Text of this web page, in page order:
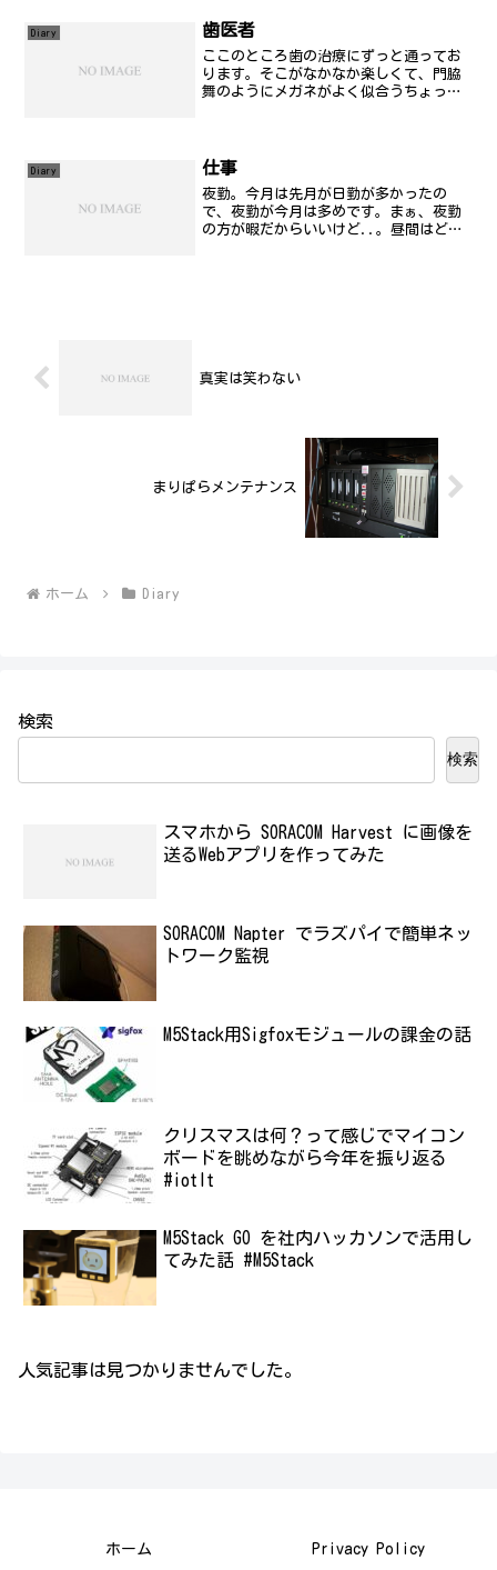
だから仕方ないか..。
Diary 歯医者
ここのところ歯の治療にずっと通ってお
ります。そこがなかなか楽しくて、門脇
舞のようにメガネがよく似合うちょっと
治療が終わった歯にかぶ...
Diary 仕事
夜勤。今月は先月が日勤が多かったの
で、夜勤が今月は多めです。まぁ、夜勤
の方が暇だからいいけど..。昼間はどう
真実は笑わない
まりぱらメンテナンス
ホーム Diary
検索
検索
スマホから SORACOM Harvest に画像を
送るWebアプリを作ってみた
SORACOM Napter でラズパイで簡単ネッ
トワーク監視
M5Stack用Sigfoxモジュールの課金の話
クリスマスは何？って感じでマイコン
ボードを眺めながら今年を振り返る
#iotlt
M5Stack GO を社内ハッカソンで活用し
てみた話 #M5Stack
人気記事は見つかりませんでした。
ホーム Privacy Policy